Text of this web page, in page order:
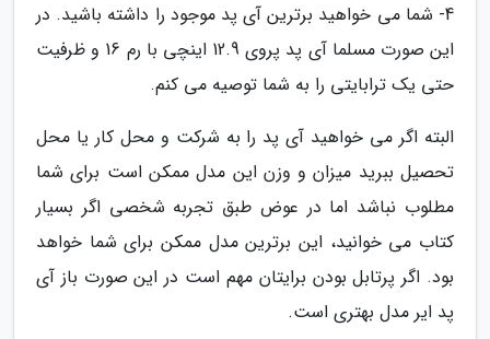
4- شما می خواهید برترین آی پد موجود را داشته باشید. در
این صورت مسلما آی پد پروی 12.9 اینچی با رم 16 و ظرفیت
حتی یک ترابایتی را به شما توصیه می کنم.
البته اگر می خواهید آی پد را به شرکت و محل کار یا محل
تحصیل ببرید میزان و وزن این مدل ممکن است برای شما
مطلوب نباشد اما در عوض طبق تجربه شخصی اگر بسیار
کتاب می خوانید، این برترین مدل ممکن برای شما خواهد
بود. اگر پرتابل بودن برایتان مهم است در این صورت باز آی
پد ایر مدل بهتری است.